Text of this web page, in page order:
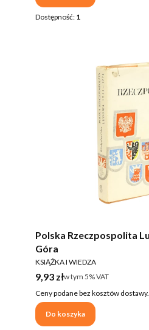
Dostępność: 1
Polska Rzeczpospolita Ludowa 1944-1974
Góra
PRODUCENT
KSIĄŻKA I WIEDZA
Cena brutto
9,93 złw tym %s VAT
w tym 5%VAT
Ceny podane bez kosztów dostawy.
Do koszyka